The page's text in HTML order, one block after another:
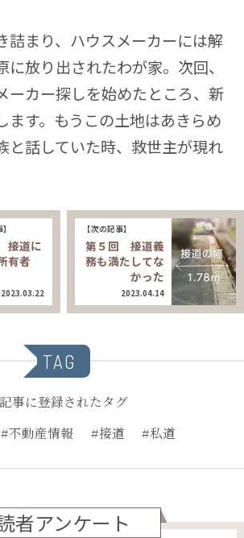
詰まり、ハウスメーカーには解
に放り出されたわが家。次回、
ーカー探しを始めたところ、新
ます。もうこの土地はあきらめ
と話していた時、救世主が現れ
接道に
有者
2023.03.22
【次の記事】
第５回 接道義
務も満たしてな
かった
2023.04.14
TAG
記事に登録されたタグ
#不動産情報 #接道 #私道
者アンケート